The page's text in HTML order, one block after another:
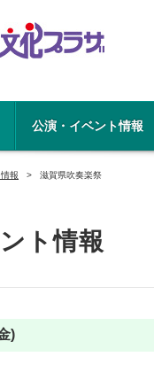
公演・イベント情報
報 滋賀県吹奏楽祭
ト情報
)